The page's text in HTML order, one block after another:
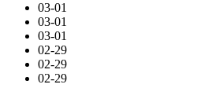
03-01
03-01
03-01
02-29
02-29
02-29